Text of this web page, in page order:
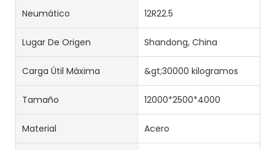
Neumático 12R22.5
Lugar De Origen Shandong, China
Carga Útil Máxima &gt;30000 kilogramos
Tamaño 12000*2500*4000
Material Acero